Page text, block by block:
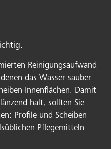
Reinigungsaufwand
das Wasser sauber
Innenflächen. Damit
halt, sollten Sie
Profile und Scheiben
Pflegemitteln